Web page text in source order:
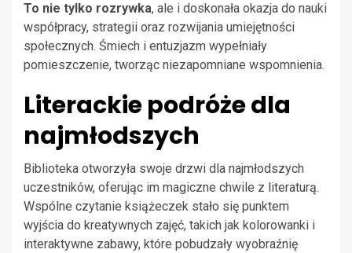
To nie tylko rozrywka, ale i doskonała okazja do nauki
współpracy, strategii oraz rozwijania umiejętności
społecznych. Śmiech i entuzjazm wypełniały
pomieszczenie, tworząc niezapomniane wspomnienia.
Literackie podróże dla
najmłodszych
Biblioteka otworzyła swoje drzwi dla najmłodszych
uczestników, oferując im magiczne chwile z literaturą.
Wspólne czytanie książeczek stało się punktem
wyjścia do kreatywnych zajęć, takich jak kolorowanki i
interaktywne zabawy, które pobudzały wyobraźnię